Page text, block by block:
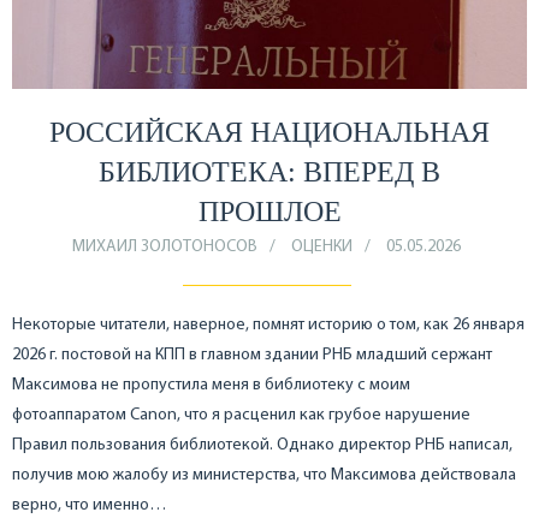
РОССИЙСКАЯ НАЦИОНАЛЬНАЯ
БИБЛИОТЕКА: ВПЕРЕД В
ПРОШЛОЕ
МИХАИЛ ЗОЛОТОНОСОВ ОЦЕНКИ 05.05.2026
Некоторые читатели, наверное, помнят историю о том, как 26 января
2026 г. постовой на КПП в главном здании РНБ младший сержант
Максимова не пропустила меня в библиотеку с моим
фотоаппаратом Canon, что я расценил как грубое нарушение
Правил пользования библиотекой. Однако директор РНБ написал,
получив мою жалобу из министерства, что Максимова действовала
верно, что именно…